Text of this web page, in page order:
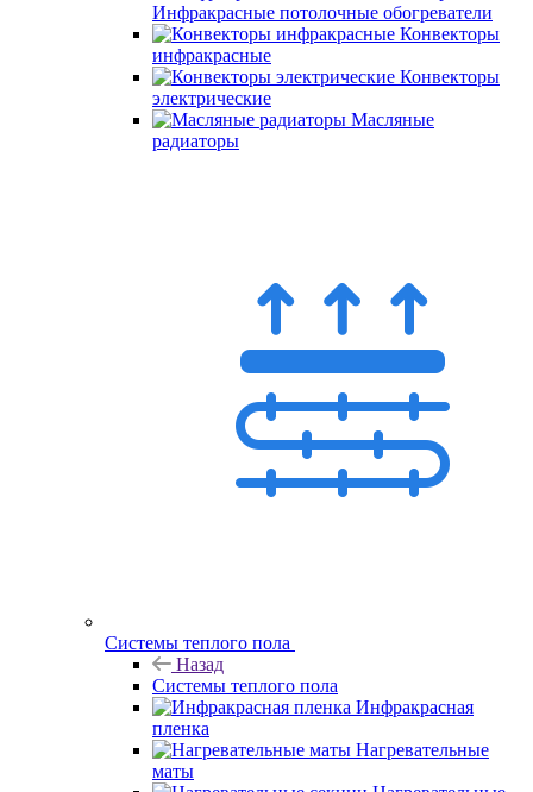
Инфракрасные потолочные обогреватели
Конвекторы
инфракрасные
Конвекторы
электрические
Масляные
радиаторы
Системы теплого пола
Назад
Системы теплого пола
Инфракрасная
пленка
Нагревательные
маты